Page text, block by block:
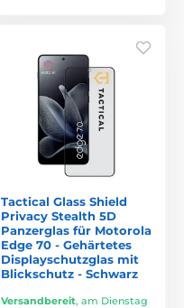
Tactical Glass Shield
Privacy Stealth 5D
Panzerglas für Motorola
Edge 70 - Gehärtetes
Displayschutzglas mit
Blickschutz - Schwarz
Versandbereit, am Dienstag